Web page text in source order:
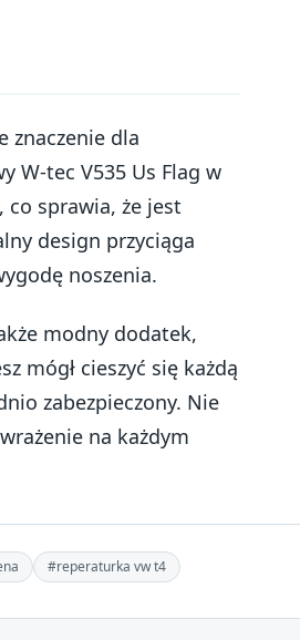
znaczenie dla
W-tec V535 Us Flag w
co sprawia, że jest
design przyciąga
noszenia.
modny dodatek,
mógł cieszyć się każdą
zabezpieczony. Nie
na każdym
#reperaturka vw t4